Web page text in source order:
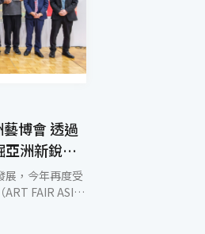
博會 透過
亞洲新銳藝
展，今年再度受
FAIR ASIA